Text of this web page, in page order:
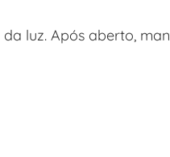
luz. Após aberto,